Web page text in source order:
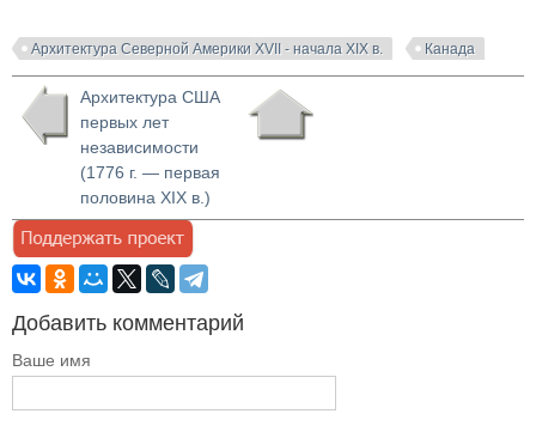
Архитектура Северной Америки XVII - начала XIX в. Канада
Архитектура США
первых лет
независимости
(1776 г. — первая
половина XIX в.)
Добавить комментарий
Ваше имя